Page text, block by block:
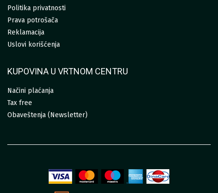
Politika privatnosti
Prava potrošača
Reklamacija
Uslovi korišćenja
KUPOVINA U VRTNOM CENTRU
Načini plaćanja
Tax free
Obaveštenja (Newsletter)